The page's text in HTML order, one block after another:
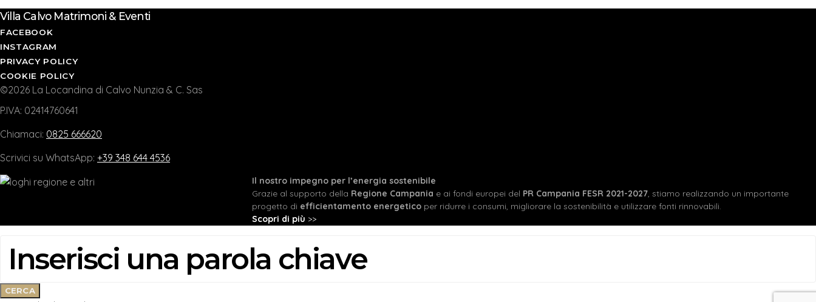
Villa Calvo Matrimoni & Eventi
FACEBOOK
INSTAGRAM
PRIVACY POLICY
COOKIE POLICY
©2026 La Locandina di Calvo Nunzia & C. Sas
P.IVA: 02414760641
Chiamaci: 0825 666620
Scrivici su WhatsApp: +39 348 644 4536
Il nostro impegno per l’energia sostenibile
Grazie al supporto della Regione Campania e ai fondi europei del PR Campania FESR 2021-2027, stiamo realizzando un importante
progetto di efficientamento energetico per ridurre i consumi, migliorare la sostenibilità e utilizzare fonti rinnovabili.
Scopri di più >>
CERCA